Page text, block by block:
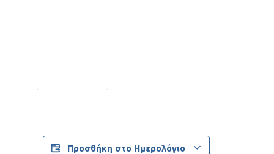
Προσθήκη στο Ημερολόγιο